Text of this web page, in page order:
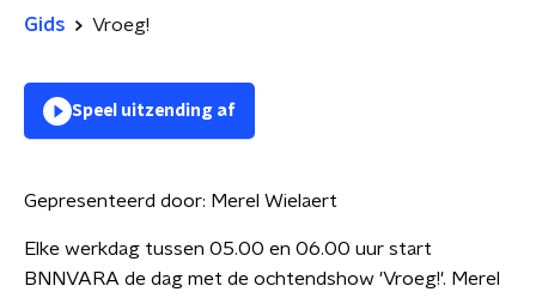
Gids Vroeg!
Speel uitzending af
Gepresenteerd door: Merel Wielaert
Elke werkdag tussen 05.00 en 06.00 uur start
BNNVARA de dag met de ochtendshow 'Vroeg!'. Merel